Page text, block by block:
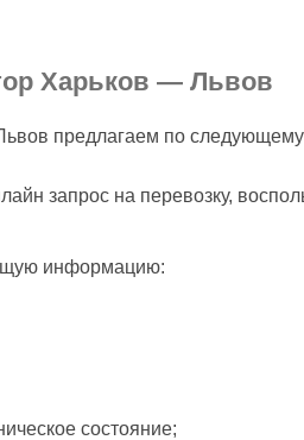
Харьков — Львов
предлагаем по
запрос на перевозку,
информацию:
состояние;